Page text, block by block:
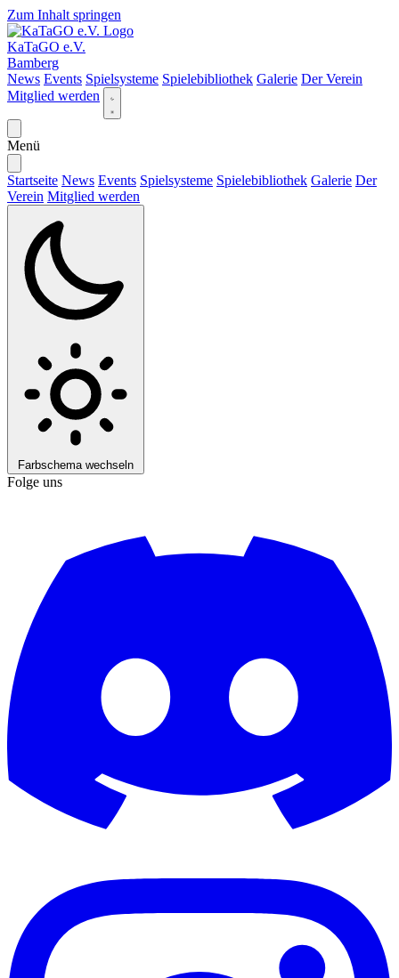
Zum Inhalt springen
KaTaGO e.V.
Bamberg
News Events Spielsysteme Spielebibliothek Galerie Der Verein
Mitglied werden
Menü
Startseite News Events Spielsysteme Spielebibliothek Galerie Der
Verein Mitglied werden
Farbschema wechseln
Folge uns